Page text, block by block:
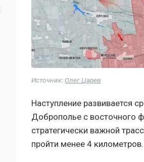
Источник: Олег Царев
Наступление развивается
Доброполье с восточного
стратегически важной
пройти менее 4 километров.